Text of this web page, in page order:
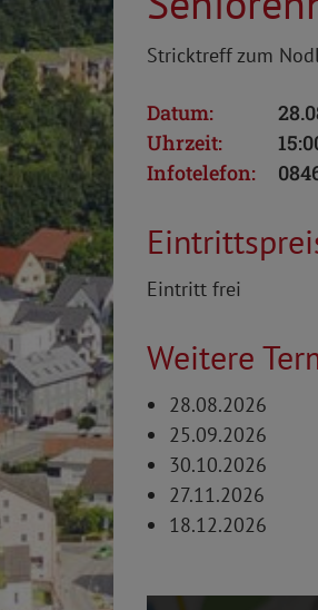
Stricktreff zum
Datum:
Uhrzeit:
Infotelefon:
Eintritt frei
Weitere
28.08.2026
25.09.2026
30.10.2026
27.11.2026
18.12.2026